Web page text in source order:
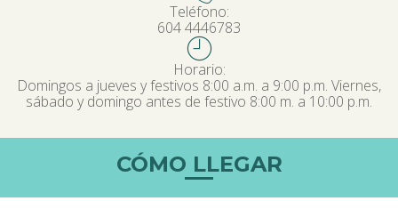
Teléfono:
604 4446783
Horario:
Domingos a jueves y festivos 8:00 a.m. a 9:00 p.m. Viernes,
sábado y domingo antes de festivo 8:00 m. a 10:00 p.m.
CÓMO LLEGAR